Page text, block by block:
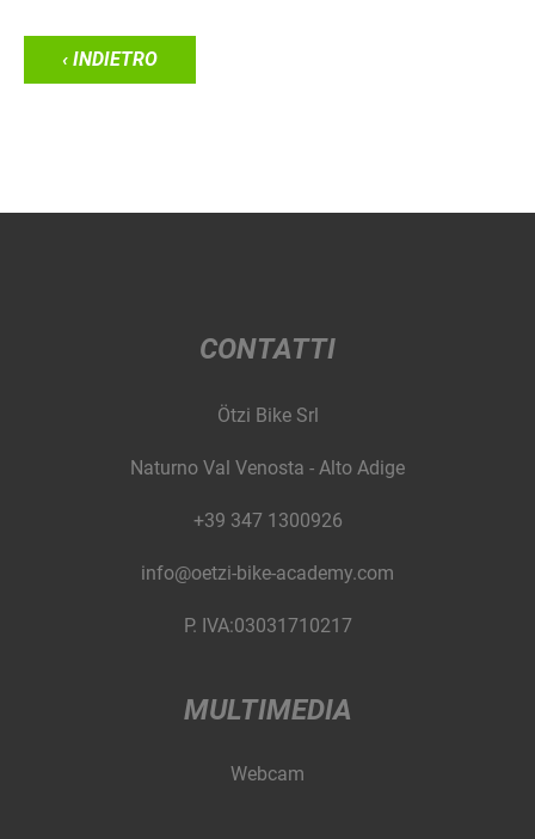
‹ INDIETRO
CONTATTI
Ötzi Bike Srl
Naturno Val Venosta - Alto Adige
+39 347 1300926
info@oetzi-bike-academy.com
P. IVA:03031710217
MULTIMEDIA
Webcam